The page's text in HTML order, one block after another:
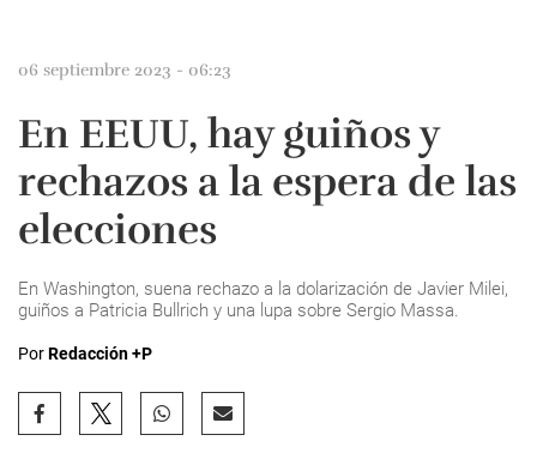
06 septiembre 2023 - 06:23
En EEUU, hay guiños y
rechazos a la espera de las
elecciones
En Washington, suena rechazo a la dolarización de Javier Milei,
guiños a Patricia Bullrich y una lupa sobre Sergio Massa.
PorRedacción +P